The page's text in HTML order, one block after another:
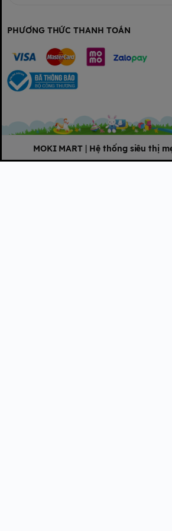
PHƯƠNG THỨC THANH TOÁN
MOKI MART | Hệ thống siêu thị